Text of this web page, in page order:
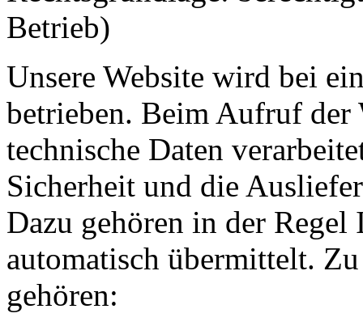
Betrieb)
Unsere Website wird bei
betrieben. Beim Aufruf der
technische Daten
Sicherheit und die
Dazu gehören in der
automatisch übermittelt.
gehören: